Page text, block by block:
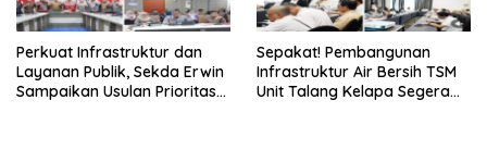
Perkuat Infrastruktur dan
Layanan Publik, Sekda Erwin
Sampaikan Usulan Prioritas
Sepakat! Pembangunan
Infrastruktur Air Bersih TSM
Unit Talang Kelapa Segera